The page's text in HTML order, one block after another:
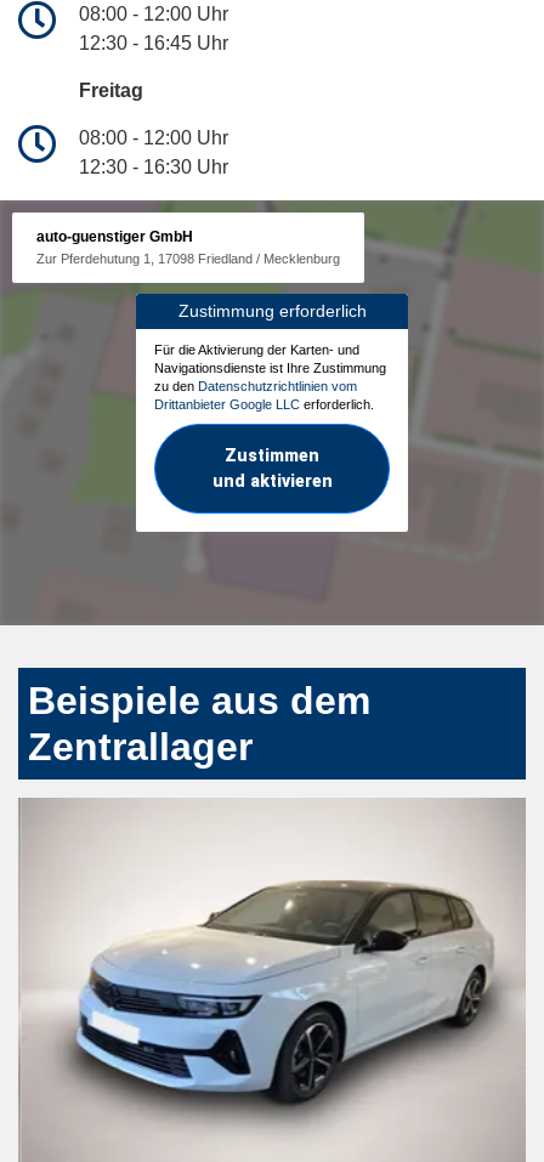
08:00 - 12:00 Uhr
12:30 - 16:45 Uhr
Freitag
08:00 - 12:00 Uhr
12:30 - 16:30 Uhr
auto-guenstiger GmbH
Zur Pferdehutung 1, 17098 Friedland / Mecklenburg
Zustimmung erforderlich
Für die Aktivierung der Karten- und
Navigationsdienste ist Ihre Zustimmung
zu den Datenschutzrichtlinien vom
Drittanbieter Google LLC erforderlich.
Zustimmen
und aktivieren
Beispiele aus dem
Zentrallager